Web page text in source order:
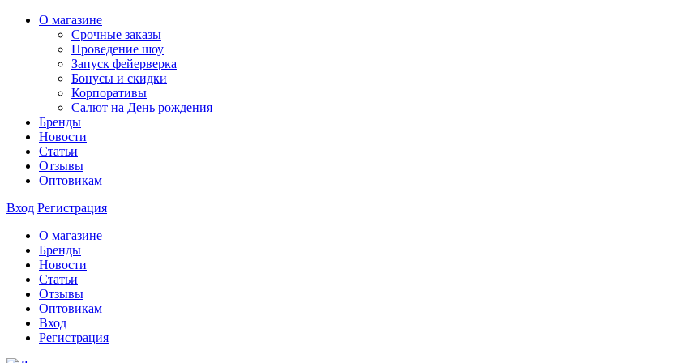
О магазине
Срочные заказы
Проведение шоу
Запуск фейерверка
Бонусы и скидки
Корпоративы
Салют на День рождения
Бренды
Новости
Статьи
Отзывы
Оптовикам
Вход Регистрация
О магазине
Бренды
Новости
Статьи
Отзывы
Оптовикам
Вход
Регистрация